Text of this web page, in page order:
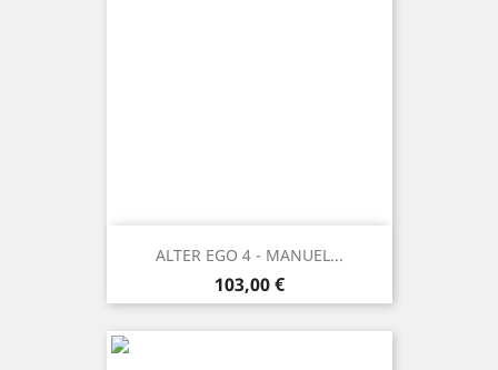
ALTER EGO 4 - MANUEL...
Prezzo
103,00 €